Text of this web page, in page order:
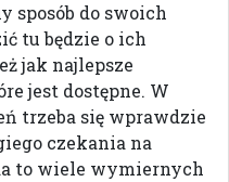
sposób do swoich
tu będzie o ich
jak najlepsze
jest dostępne. W
trzeba się wprawdzie
czekania na
to wiele wymiernych